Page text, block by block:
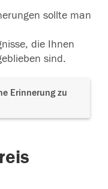
sollte man
die Ihnen
sind.
Erinnerung zu